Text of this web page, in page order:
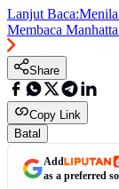
Lanjut Baca:
Membaca
Share
Copy Link
Batal
Add
as a preferred